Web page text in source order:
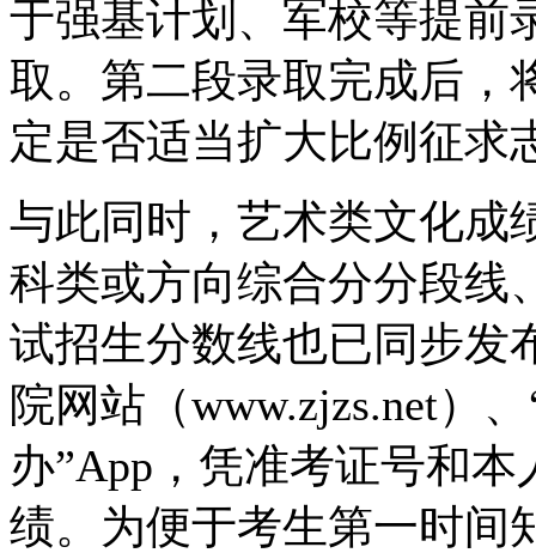
于强基计划、军校等提前
取。第二段录取完成后，
定是否适当扩大比例征求
与此同时，艺术类文化成
科类或方向综合分分段线
试招生分数线也已同步发
院网站（www.zjzs.net）
办”App，凭准考证号和
绩。为便于考生第一时间